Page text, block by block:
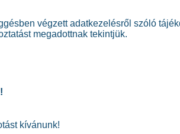
végzett adatkezelésről szóló
megadottnak tekintjük.
kívánunk!